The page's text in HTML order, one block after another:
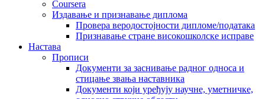
Coursera
Издавање и признавање диплома
Провера веродостојности дипломе/података
Признавање стране високошколске исправе
Настава
Прописи
Документи за заснивање радног односа и
стицање звања наставника
Документи који уређују научне, уметничке,